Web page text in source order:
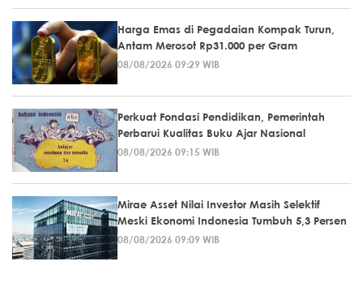
Harga Emas di Pegadaian Kompak Turun,
Antam Merosot Rp31.000 per Gram
08/08/2026 09:29 WIB
Perkuat Fondasi Pendidikan, Pemerintah
Perbarui Kualitas Buku Ajar Nasional
08/08/2026 09:15 WIB
Mirae Asset Nilai Investor Masih Selektif
Meski Ekonomi Indonesia Tumbuh 5,3 Persen
08/08/2026 09:09 WIB